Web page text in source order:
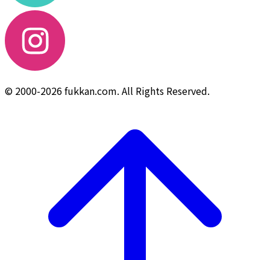
© 2000-2026 fukkan.com. All Rights Reserved.